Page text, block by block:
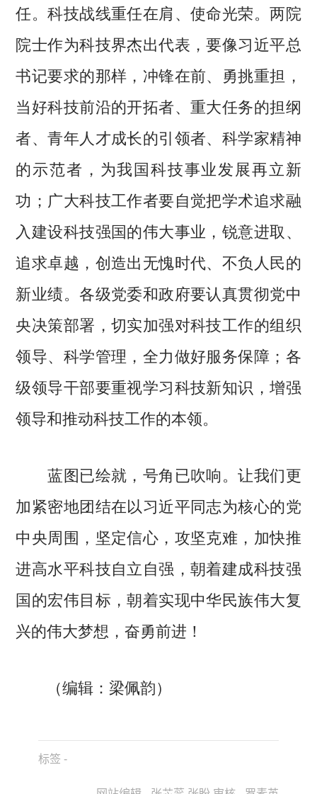
任。科技战线重任在肩、使命光荣。两院
院士作为科技界杰出代表，要像习近平总
书记要求的那样，冲锋在前、勇挑重担，
当好科技前沿的开拓者、重大任务的担纲
者、青年人才成长的引领者、科学家精神
的示范者，为我国科技事业发展再立新
功；广大科技工作者要自觉把学术追求融
入建设科技强国的伟大事业，锐意进取、
追求卓越，创造出无愧时代、不负人民的
新业绩。各级党委和政府要认真贯彻党中
央决策部署，切实加强对科技工作的组织
领导、科学管理，全力做好服务保障；各
级领导干部要重视学习科技新知识，增强
领导和推动科技工作的本领。
蓝图已绘就，号角已吹响。让我们更
加紧密地团结在以习近平同志为核心的党
中央周围，坚定信心，攻坚克难，加快推
进高水平科技自立自强，朝着建成科技强
国的宏伟目标，朝着实现中华民族伟大复
兴的伟大梦想，奋勇前进！
（编辑：梁佩韵）
标签 -